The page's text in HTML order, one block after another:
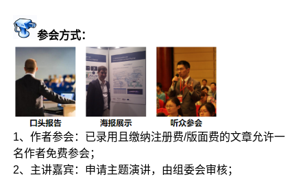
参会方式：
1、作者参会：已录用且缴纳注册费/版面费的文章允许一
名作者免费参会；
2、主讲嘉宾：申请主题演讲，由组委会审核；